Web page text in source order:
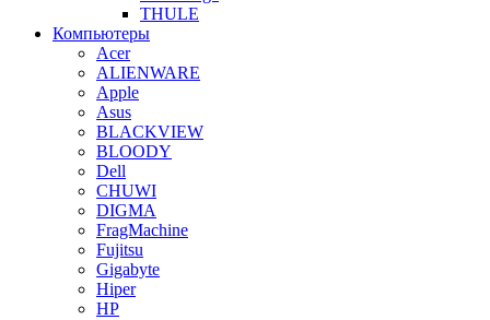
THULE
Компьютеры
Acer
ALIENWARE
Apple
Asus
BLACKVIEW
BLOODY
Dell
CHUWI
DIGMA
FragMachine
Fujitsu
Gigabyte
Hiper
HP